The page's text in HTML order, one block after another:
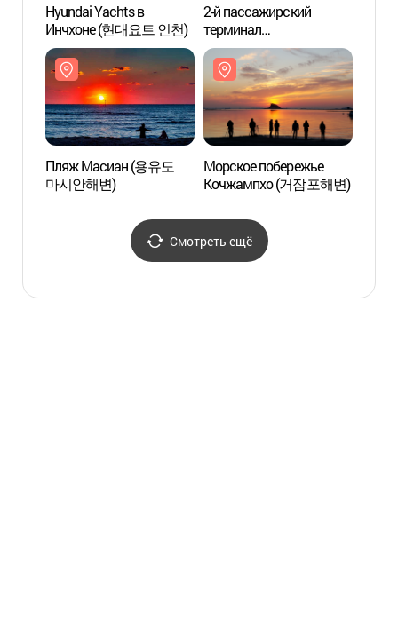
Hyundai Yachts в
Инчхоне (현대요트 인천)
2-й пассажирский
терминал
международного
аэропорта Инчхон
(인천국제공항
제2여객터미널)
Пляж Масиан (용유도
마시안해변)
Морское побережье
Кочжампхо (거잠포해변)
Смотреть ещё